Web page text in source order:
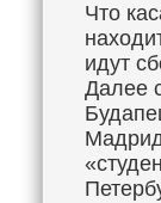
Что
идут
Далее